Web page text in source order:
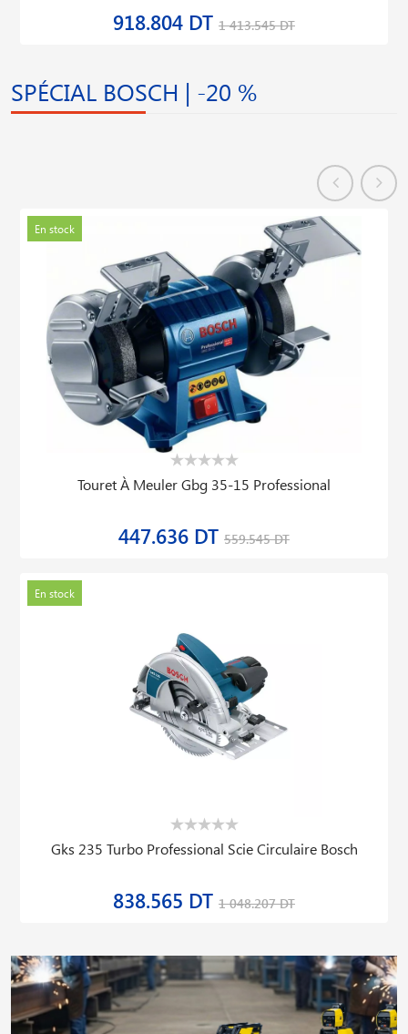
918.804 DT 1 413.545 DT
SPÉCIAL BOSCH | -20 %
En stock
Touret À Meuler Gbg 35-15 Professional
447.636 DT 559.545 DT
En stock
Gks 235 Turbo Professional Scie Circulaire Bosch
838.565 DT 1 048.207 DT